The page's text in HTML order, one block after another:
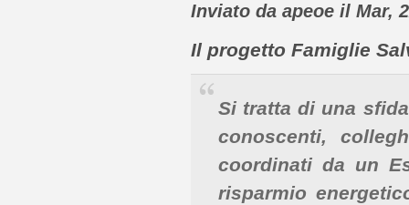
Inviato da apeoe il Mar,
Il progetto Famiglie
Si tratta di una
conoscenti,
coordinati da un
risparmio